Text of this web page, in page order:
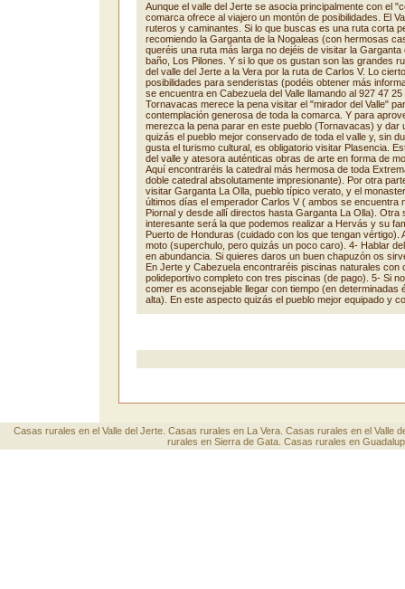
Aunque el valle del Jerte se asocia principalmente con el
comarca ofrece al viajero un montón de posibilidades. El
ruteros y caminantes. Si lo que buscas es una ruta corta
recomiendo la Garganta de la Nogaleas (con hermosas
queréis una ruta más larga no dejéis de visitar la
baño, Los Pilones. Y si lo que os gustan son las grandes
del valle del Jerte a la Vera por la ruta de Carlos V. Lo
posibilidades para senderistas (podéis obtener más
se encuentra en Cabezuela del Valle llamando al 927 47
Tornavacas merece la pena visitar el "mirador del Valle"
contemplación generosa de toda la comarca. Y para
merezca la pena parar en este pueblo (Tornavacas) y dar
quizás el pueblo mejor conservado de toda el valle y, sin
gusta el turismo cultural, es obligatorio visitar Plasencia.
del valle y atesora auténticas obras de arte en forma de
Aquí encontraréis la catedral más hermosa de toda
doble catedral absolutamente impresionante). Por otra
visitar Garganta La Olla, pueblo típico verato, y el
últimos días el emperador Carlos V ( ambos se encuentra
Piornal y desde allí directos hasta Garganta La Olla). Otra
interesante será la que podemos realizar a Hervás y su
Puerto de Honduras (cuidado con los que tengan vértigo).
moto (superchulo, pero quizás un poco caro). 4- Hablar
en abundancia. Si quieres daros un buen chapuzón os
En Jerte y Cabezuela encontraréis piscinas naturales con
polideportivo completo con tres piscinas (de pago). 5- Si
comer es aconsejable llegar con tiempo (en determinadas
alta). En este aspecto quizás el pueblo mejor equipado y
Casas rurales en el Valle del Jerte. Casas rurales en La Vera. Casas rurales en el Valle
rurales en Sierra de Gata. Casas rurales en